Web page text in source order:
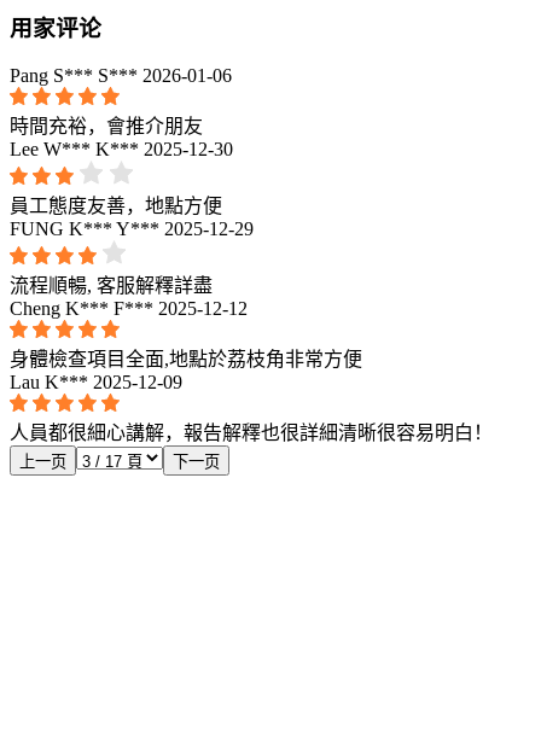
用家评论
Pang S*** S*** 2026-01-06
時間充裕，會推介朋友
Lee W*** K*** 2025-12-30
員工態度友善，地點方便
FUNG K*** Y*** 2025-12-29
流程順暢, 客服解釋詳盡
Cheng K*** F*** 2025-12-12
身體檢查項目全面,地點於荔枝角非常方便
Lau K*** 2025-12-09
人員都很細心講解，報告解釋也很詳細清晰很容易明白！
上一页 下一页